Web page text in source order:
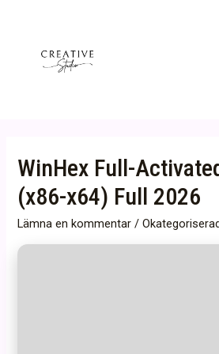
WinHex Full-
(x86-x64) Full 2026
Lämna en kommentar /